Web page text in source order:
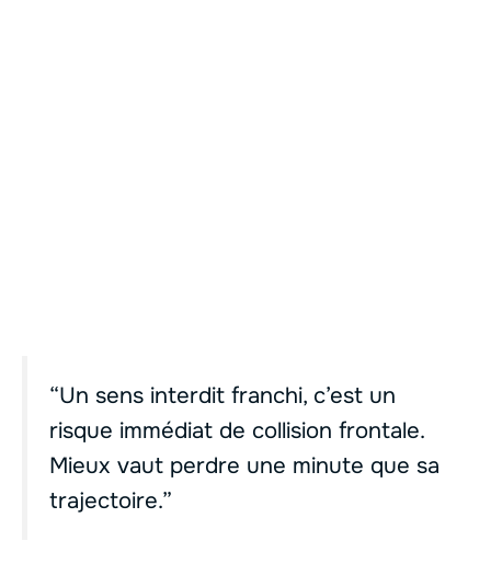
“Un sens interdit franchi, c’est un
risque immédiat de collision frontale.
Mieux vaut perdre une minute que sa
trajectoire.”